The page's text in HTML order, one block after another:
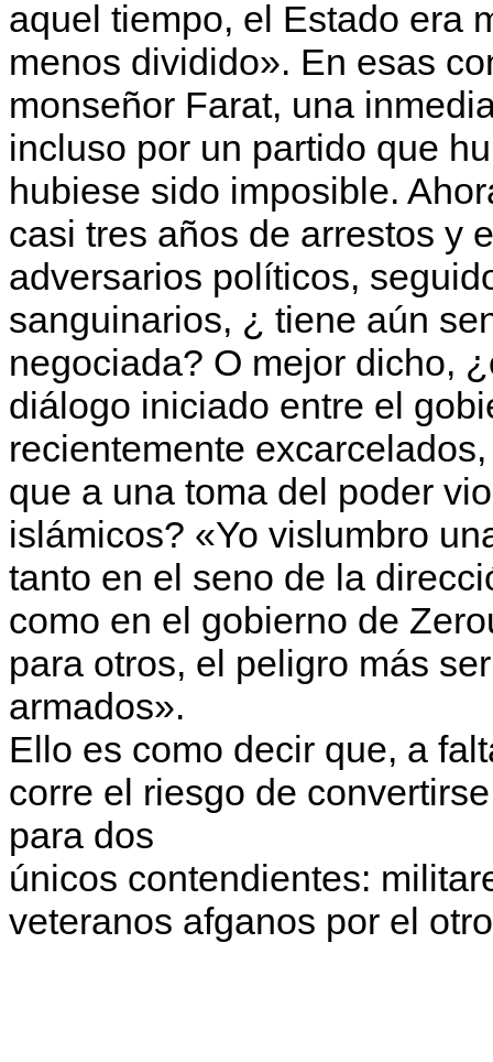
aquel tiempo, el Estado era
menos dividido». En esas
monseñor Farat, una
incluso por un parti­do que
hubiese sido imposible.
casi tres años de arrestos y
adversa­rios políticos,
sanguinarios, ¿ tiene aún
negociada? O mejor dicho,
diálo­go iniciado entre el
recientemente
que a una toma del poder
islámi­cos? «Yo vislumbro
tanto en el seno de la
como en el gobierno de
para otros, el peli­gro más
armados».
Ello es como decir que, a
corre el riesgo de
para dos
únicos conten­dientes:
veteranos afganos por el